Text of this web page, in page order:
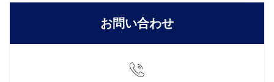
お問い合わせ